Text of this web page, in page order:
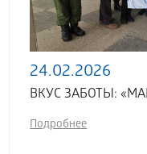
24.02.2026
ВКУС ЗАБОТЫ:
Подробнее